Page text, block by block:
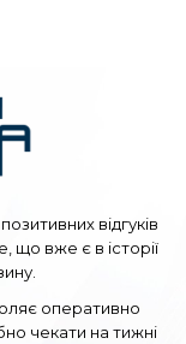
відгуків
що вже є в історії
оперативно
чекати на тижні